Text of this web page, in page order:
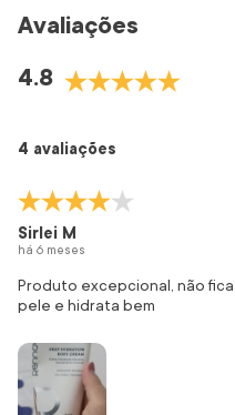
Avaliações
4.8
4 avaliações
Sirlei M
há 6 meses
Produto excepcional, não
pele e hidrata bem